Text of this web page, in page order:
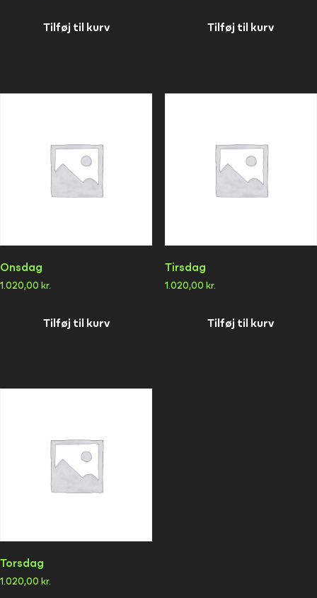
Tilføj til kurv Tilføj til kurv
Onsdag
1.020,00 kr.
Tilføj til kurv
Tirsdag
1.020,00 kr.
Tilføj til kurv
Torsdag
1.020,00 kr.